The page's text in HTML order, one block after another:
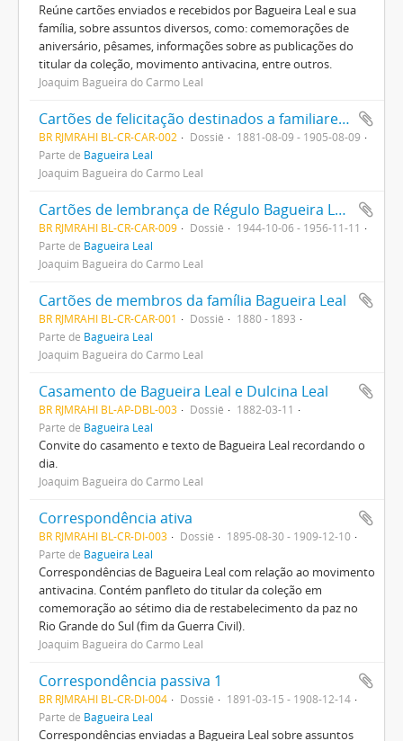
Reúne cartões enviados e recebidos por Bagueira Leal e sua
família, sobre assuntos diversos, como: comemorações de
aniversário, pêsames, informações sobre as publicações do
titular da coleção, movimento antivacina, entre outros.
Joaquim Bagueira do Carmo Leal
Cartões de felicitação destinados a familiares de Bagueira Leal
BR RJMRAHI BL-CR-CAR-002 Dossiê
1881-08-09 - 1905-08-09
Parte de Bagueira Leal
Joaquim Bagueira do Carmo Leal
Cartões de lembrança de Régulo Bagueira Leal para sua mãe, Branca Dulcina Bagueira Leal
BR RJMRAHI BL-CR-CAR-009 Dossiê
1944-10-06 - 1956-11-11
Parte de Bagueira Leal
Joaquim Bagueira do Carmo Leal
Cartões de membros da família Bagueira Leal
BR RJMRAHI BL-CR-CAR-001 Dossiê
1880 - 1893
Parte de Bagueira Leal
Joaquim Bagueira do Carmo Leal
Casamento de Bagueira Leal e Dulcina Leal
BR RJMRAHI BL-AP-DBL-003 Dossiê
1882-03-11
Parte de Bagueira Leal
Convite do casamento e texto de Bagueira Leal recordando o
dia.
Joaquim Bagueira do Carmo Leal
Correspondência ativa
BR RJMRAHI BL-CR-DI-003 Dossiê
1895-08-30 - 1909-12-10
Parte de Bagueira Leal
Correspondências de Bagueira Leal com relação ao movimento
antivacina. Contém panfleto do titular da coleção em
comemoração ao sétimo dia de restabelecimento da paz no
Rio Grande do Sul (fim da Guerra Civil).
Joaquim Bagueira do Carmo Leal
Correspondência passiva 1
BR RJMRAHI BL-CR-DI-004 Dossiê
1891-03-15 - 1908-12-14
Parte de Bagueira Leal
Correspondências enviadas a Bagueira Leal sobre assuntos